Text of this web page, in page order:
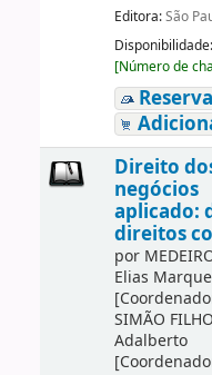
Editora:São
Disponibilidade:
[Número de
Direito
negócios
aplicado:
direitos
por
Elias
SIMÃO
Adalberto